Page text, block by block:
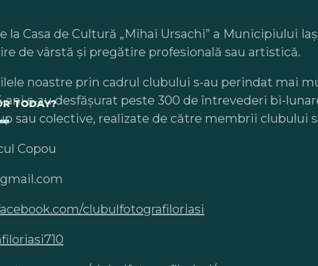
TODAY?
la Casa de Cultură „Mihai Ursachi” a Municipiului
de vârstă şi pregătire profesională sau artistică.
noastre prin cadrul clubului s-au perindat mai
ani s-au desfășurat peste 300 de întrevederi bi-
sau colective, realizate de către membrii clubului
Copou
clubulfotografiloriasi